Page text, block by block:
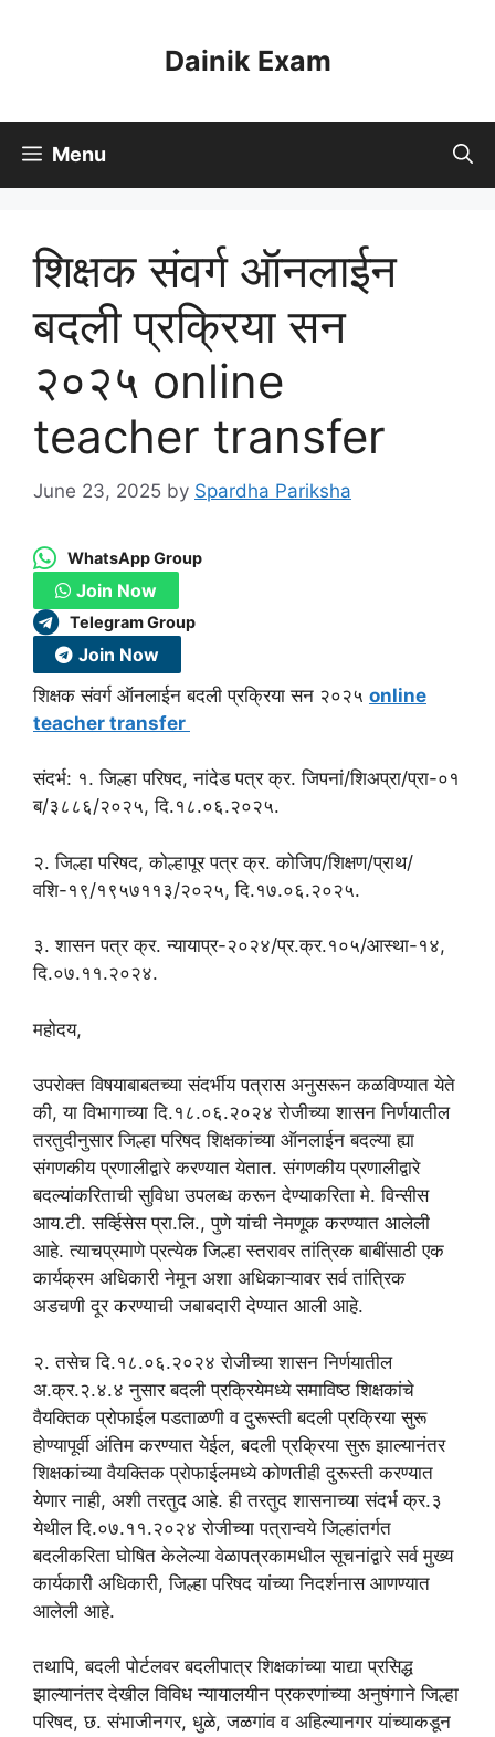
Dainik Exam
Menu
शिक्षक संवर्ग ऑनलाईन
बदली प्रक्रिया सन
२०२५ online
teacher transfer
June 23, 2025 by Spardha Pariksha
WhatsApp Group
Join Now
Telegram Group
Join Now
शिक्षक संवर्ग ऑनलाईन बदली प्रक्रिया सन २०२५ online
teacher transfer
संदर्भ: १. जिल्हा परिषद, नांदेड पत्र क्र. जिपनां/शिअप्रा/प्रा-०१
ब/३८८६/२०२५, दि.१८.०६.२०२५.
२. जिल्हा परिषद, कोल्हापूर पत्र क्र. कोजिप/शिक्षण/प्राथ/
वशि-१९/१९५७११३/२०२५, दि.१७.०६.२०२५.
३. शासन पत्र क्र. न्यायाप्र-२०२४/प्र.क्र.१०५/आस्था-१४,
दि.०७.११.२०२४.
महोदय,
उपरोक्त विषयाबाबतच्या संदर्भीय पत्रास अनुसरून कळविण्यात येते
की, या विभागाच्या दि.१८.०६.२०२४ रोजीच्या शासन निर्णयातील
तरतुदीनुसार जिल्हा परिषद शिक्षकांच्या ऑनलाईन बदल्या ह्या
संगणकीय प्रणालीद्वारे करण्यात येतात. संगणकीय प्रणालीद्वारे
बदल्यांकरिताची सुविधा उपलब्ध करून देण्याकरिता मे. विन्सीस
आय.टी. सर्व्हिसेस प्रा.लि., पुणे यांची नेमणूक करण्यात आलेली
आहे. त्याचप्रमाणे प्रत्येक जिल्हा स्तरावर तांत्रिक बाबींसाठी एक
कार्यक्रम अधिकारी नेमून अशा अधिकाऱ्यावर सर्व तांत्रिक
अडचणी दूर करण्याची जबाबदारी देण्यात आली आहे.
२. तसेच दि.१८.०६.२०२४ रोजीच्या शासन निर्णयातील
अ.क्र.२.४.४ नुसार बदली प्रक्रियेमध्ये समाविष्ठ शिक्षकांचे
वैयक्तिक प्रोफाईल पडताळणी व दुरूस्ती बदली प्रक्रिया सुरू
होण्यापूर्वी अंतिम करण्यात येईल, बदली प्रक्रिया सुरू झाल्यानंतर
शिक्षकांच्या वैयक्तिक प्रोफाईलमध्ये कोणतीही दुरूस्ती करण्यात
येणार नाही, अशी तरतुद आहे. ही तरतुद शासनाच्या संदर्भ क्र.३
येथील दि.०७.११.२०२४ रोजीच्या पत्रान्वये जिल्हांतर्गत
बदलीकरिता घोषित केलेल्या वेळापत्रकामधील सूचनांद्वारे सर्व मुख्य
कार्यकारी अधिकारी, जिल्हा परिषद यांच्या निदर्शनास आणण्यात
आलेली आहे.
तथापि, बदली पोर्टलवर बदलीपात्र शिक्षकांच्या याद्या प्रसिद्ध
झाल्यानंतर देखील विविध न्यायालयीन प्रकरणांच्या अनुषंगाने जिल्हा
परिषद, छ. संभाजीनगर, धुळे, जळगांव व अहिल्यानगर यांच्याकडून